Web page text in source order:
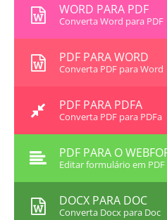
WORD PARA PDF
Converta Word para PDF
PDF PARA WORD
Converta PDF para Word
PDF PARA PDFA
Converta PDF para PDFa
PDF PARA O
Editar formulário em PDF
DOCX PARA DOC
Converta Docx para Doc